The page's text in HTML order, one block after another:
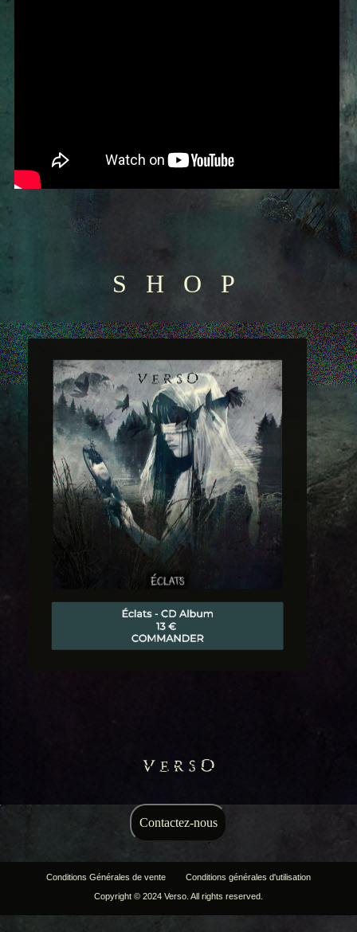
S H O P
Contactez-nous
Conditions Générales de vente
Conditions générales d'utilisation
Copyright © 2024 Verso. All rights reserved.